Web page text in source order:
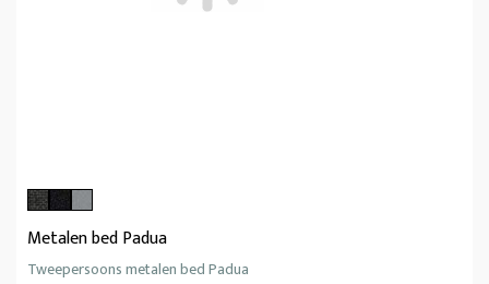
Metalen bed Padua
Tweepersoons metalen bed Padua